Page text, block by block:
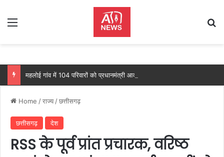
Menu
Home /राज्य /छत्तीसगढ़
छत्तीसगढ़ देश
RSS के पूर्व प्रांत प्रचारक, वरिष्ठ